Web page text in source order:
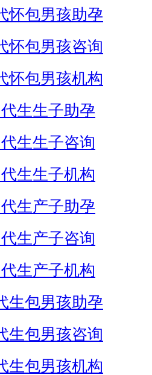
怀包男孩助孕
怀包男孩咨询
怀包男孩机构
生生子助孕
生生子咨询
生生子机构
生产子助孕
生产子咨询
生产子机构
生包男孩助孕
生包男孩咨询
生包男孩机构